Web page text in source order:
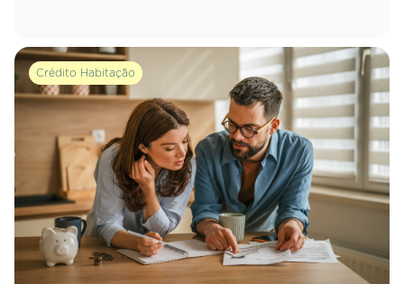
Crédito Habitação